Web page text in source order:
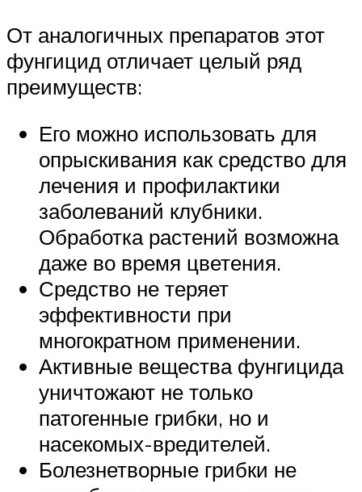
От аналогичных препаратов этот
фунгицид отличает целый ряд
преимуществ:
Его можно использовать для
опрыскивания как средство для
лечения и профилактики
заболеваний клубники.
Обработка растений возможна
даже во время цветения.
Средство не теряет
эффективности при
многократном применении.
Активные вещества фунгицида
уничтожают не только
патогенные грибки, но и
насекомых-вредителей.
Болезнетворные грибки не